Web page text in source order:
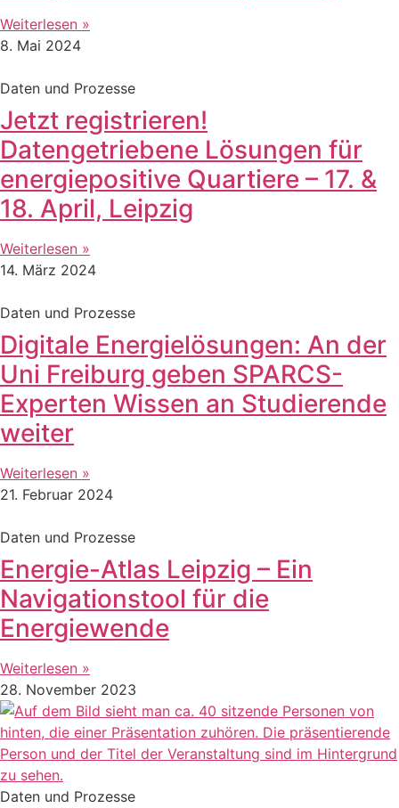
Weiterlesen »
8. Mai 2024
Daten und Prozesse
Jetzt registrieren!
Datengetriebene Lösungen für
energiepositive Quartiere – 17. &
18. April, Leipzig
Weiterlesen »
14. März 2024
Daten und Prozesse
Digitale Energielösungen: An der
Uni Freiburg geben SPARCS-
Experten Wissen an Studierende
weiter
Weiterlesen »
21. Februar 2024
Daten und Prozesse
Energie-Atlas Leipzig – Ein
Navigationstool für die
Energiewende
Weiterlesen »
28. November 2023
Daten und Prozesse